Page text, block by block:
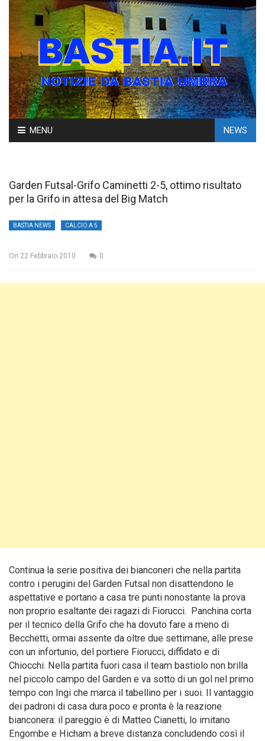
Skip
to
MENU NEWS
Garden Futsal-Grifo Caminetti 2-5, ottimo risultato
per la Grifo in attesa del Big Match
BASTIA NEWS CALCIO A 5
On 22 Febbraio 2010 0
Continua la serie positiva dei bianconeri che nella partita
contro i perugini del Garden Futsal non disattendono le
aspettative e portano a casa tre punti nonostante la prova
non proprio esaltante dei ragazi di Fiorucci. Panchina corta
per il tecnico della Grifo che ha dovuto fare a meno di
Becchetti, ormai assente da oltre due settimane, alle prese
con un infortunio, del portiere Fiorucci, diffidato e di
Chiocchi. Nella partita fuori casa il team bastiolo non brilla
nel piccolo campo del Garden e va sotto di un gol nel primo
tempo con Ingi che marca il tabellino per i suoi. Il vantaggio
dei padroni di casa dura poco e pronta è la reazione
bianconera: il pareggio è di Matteo Cianetti, lo imitano
Engombe e Hicham a breve distanza concludendo così il